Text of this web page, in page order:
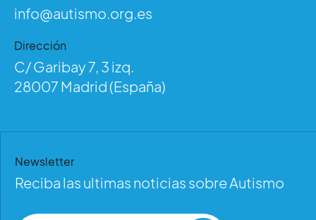
info@autismo.org.es
Dirección
C/ Garibay 7, 3 izq.
28007 Madrid (España)
Newsletter
Reciba las ultimas noticias sobre Autismo